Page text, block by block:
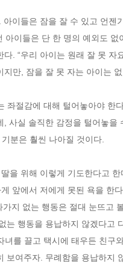
이들은 잠을 잘 수 있고 언
아이들은 단 한 명의 예외도
. “우리 아이는 원래 잘 못
지만, 잠을 잘 못 자는 아이는
좌절감에 대해 털어놓아야
, 사실 솔직한 감정을 털어놓
분은 훨씬 나아질 것이다.
을 위해 이렇게 기도한다고 한
앞에서 저에게 못된 욕을 한
지 없는 행동은 절대 눈뜨고
는 행동을 용납하지 않겠다고
녀를 끌고 택시에 태우든 친
보여주자. 무례함을 용납하지